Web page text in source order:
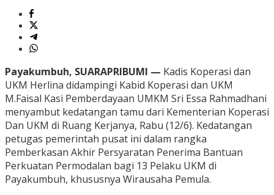
Payakumbuh, SUARAPRIBUMI — Kadis Koperasi dan
UKM Herlina didampingi Kabid Koperasi dan UKM
M.Faisal Kasi Pemberdayaan UMKM Sri Essa Rahmadhani
menyambut kedatangan tamu dari Kementerian Koperasi
Dan UKM di Ruang Kerjanya, Rabu (12/6). Kedatangan
petugas pemerintah pusat ini dalam rangka
Pemberkasan Akhir Persyaratan Penerima Bantuan
Perkuatan Permodalan bagi 13 Pelaku UKM di
Payakumbuh, khususnya Wirausaha Pemula.